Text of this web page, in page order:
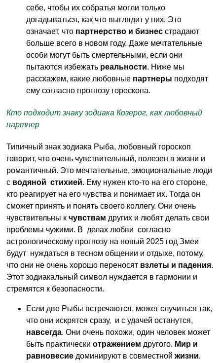
себе, чтобы их собратья могли только
догадываться, как что выглядит у них. Это
означает, что партнерство и бизнес страдают
больше всего в новом году. Даже мечтательные
особи могут быть смертельными, если они
пытаются избежать реальности. Ниже мы
расскажем, какие любовные партнеры подходят
ему согласно прогнозу гороскопа.
Кто подходит знаку зодиака Козерог, как любовный
партнер
Типичный знак зодиака Рыба, любовный гороскоп
говорит, что очень чувствительный, полезен в жизни и
романтичный. Это мечтательные, эмоциональные люди
с водяной стихией. Ему нужен кто-то на его стороне,
кто реагирует на его чувства и понимает их. Тогда он
сможет принять и понять своего коллегу. Они очень
чувствительны к чувствам других и любят делать свои
проблемы чужими. В делах любви согласно
астрологическому прогнозу на новый 2025 год Змеи
будут нуждаться в тесном общении и отдыхе, потому,
что они не очень хорошо переносят взлеты и падения.
Этот зодиакальный символ нуждается в гармонии и
стремятся к безопасности.
Если две Рыбы встречаются, может случиться так,
что они искрятся сразу, и с удачей останутся,
навсегда. Они очень похожи, один человек может
быть практически отражением другого. Мир и
равновесие доминируют в совместной жизни.